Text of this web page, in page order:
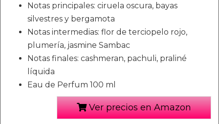
Notas principales: ciruela oscura, bayas
silvestres y bergamota
Notas intermedias: flor de terciopelo rojo,
plumería, jasmine Sambac
Notas finales: cashmeran, pachuli, praliné
líquida
Eau de Perfum 100 ml
Ver precios en Amazon